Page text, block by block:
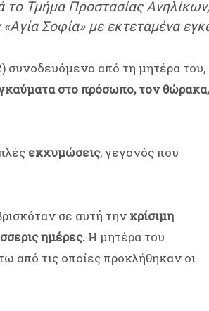
Τμήμα Προστασίας
Σοφία» με εκτεταμένα
συνοδευόμενο από τη μητέρα του,
στο πρόσωπο, τον θώρακα,
εκχυμώσεις, γεγονός που
σε αυτή την κρίσιμη
ημέρες. Η μητέρα του
από τις οποίες προκλήθηκαν οι